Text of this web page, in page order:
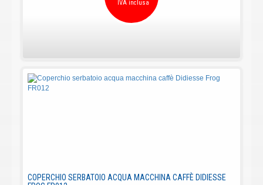
COPERCHIO SERBATOIO ACQUA MACCHINA CAFFÈ DIDIESSE